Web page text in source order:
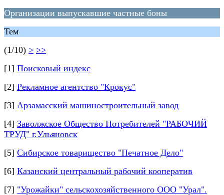
Организации выпускавшие частные боны
Тем
(1/10) > >>
[1] Поисковый индекс
[2] Рекламное агентство "Крокус"
[3] Арзамасский машиностроительный завод
[4] Заволжское Общество Потребителей "РАБОЧИЙ
ТРУД" г.Ульяновск
[5] Сибирское товарищество "Печатное Дело"
[6] Казанский центральный рабочий кооператив
[7] "Урожайки" сельскохозяйственного ООО "Урал".